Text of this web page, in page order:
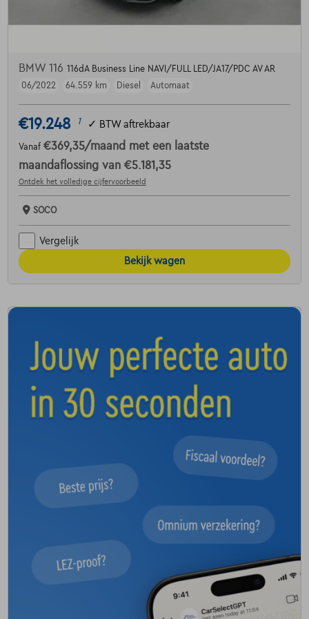
BMW 116 116dA Business Line NAVI/FULL LED/JA17/PDC AV AR
06/2022
64.559 km Diesel Automaat
€19.248 1 ✓ BTW aftrekbaar
Vanaf €369,35/maand met een laatste
maandaflossing van €5.181,35
Ontdek het volledige cijfervoorbeeld
SOCO
Vergelijk
Bekijk wagen